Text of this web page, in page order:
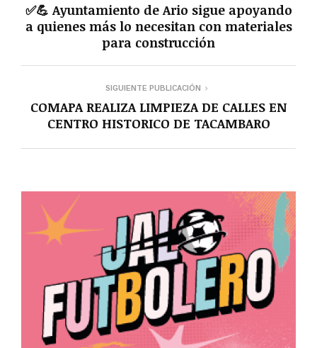
✅💪 Ayuntamiento de Ario sigue apoyando
a quienes más lo necesitan con materiales
para construcción
SIGUIENTE PUBLICACIÓN
COMAPA REALIZA LIMPIEZA DE CALLES EN
CENTRO HISTORICO DE TACAMBARO